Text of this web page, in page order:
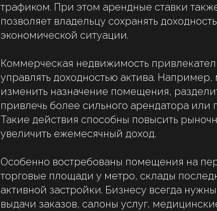
трафиком. При этом арендные ставки
позволяет владельцу сохранять
экономической ситуации.
Коммерческая недвижимость
управлять доходностью актива.
изменить назначение помещения,
привлечь более сильного арендатора или
Такие действия способны повысить
увеличить ежемесячный доход.
Особенно востребованы помещения на
торговые площади у метро, склады
активной застройки. Бизнесу всегда
выдачи заказов, салоны услуг,